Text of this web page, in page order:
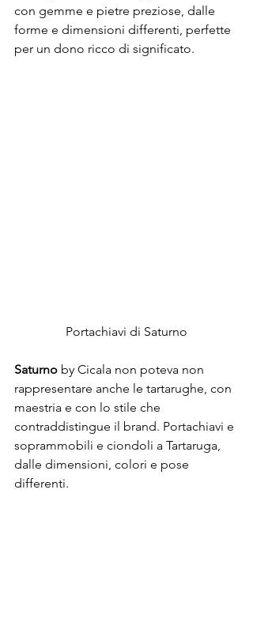
con gemme e pietre preziose, dalle
forme e dimensioni differenti, perfette
per un dono ricco di significato.
Portachiavi di Saturno
Saturno by Cicala non poteva non
rappresentare anche le tartarughe, con
maestria e con lo stile che
contraddistingue il brand. Portachiavi e
soprammobili e ciondoli a Tartaruga,
dalle dimensioni, colori e pose
differenti.